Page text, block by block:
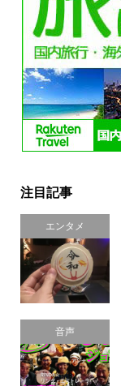
注目記事
エンタメ
音声